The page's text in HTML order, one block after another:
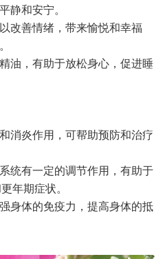
静和安宁。
改善情绪，带来愉悦和幸福
油，有助于放松身心，促进睡
消炎作用，可帮助预防和治疗
统有一定的调节作用，有助于
年期症状。
身体的免疫力，提高身体的抵